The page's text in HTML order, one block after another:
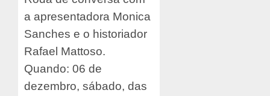
a apresentadora Monica
Sanches e o historiador
Rafael Mattoso.
Quando: 06 de
dezembro, sábado, das